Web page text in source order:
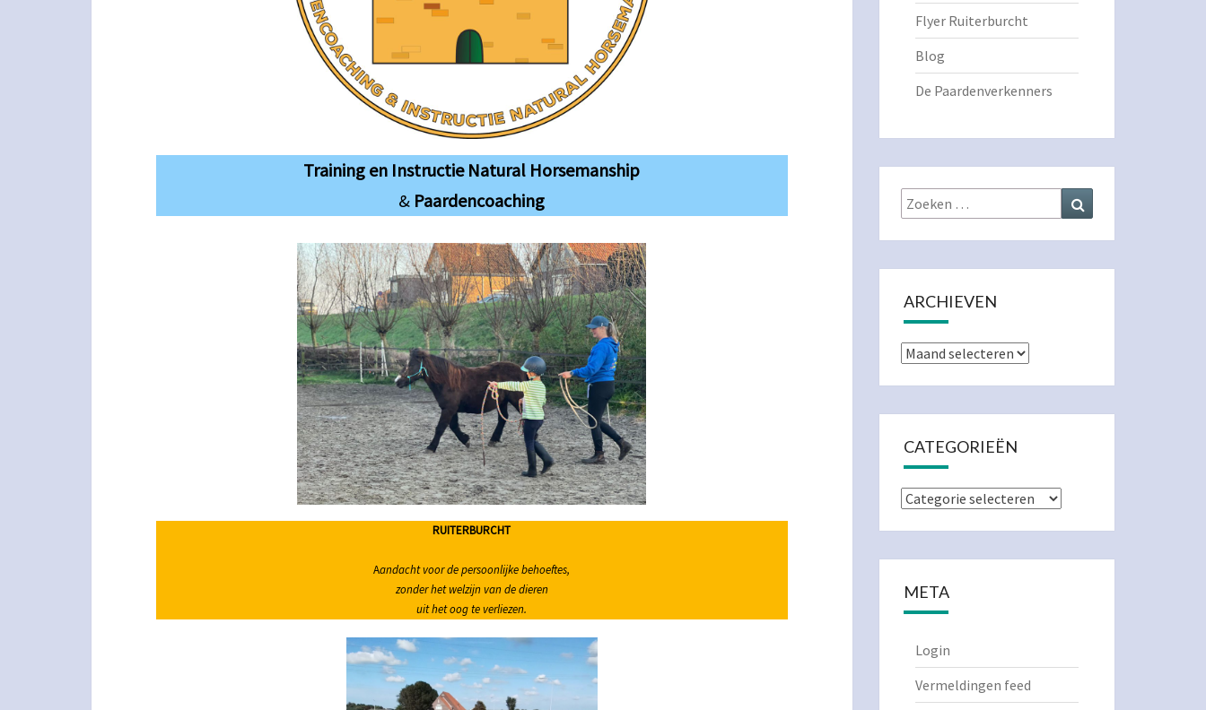
Training en Instructie Natural Horsemanship
& Paardencoaching
RUITERBURCHT
Aandacht voor de persoonlijke behoeftes,
zonder het welzijn van de dieren
uit het oog te verliezen.
Flyer Ruiterburcht
Blog
De Paardenverkenners
Zoeken
naar:
ARCHIEVEN
Archieven
CATEGORIEËN
Categorieën
META
Login
Vermeldingen feed